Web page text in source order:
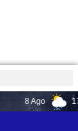
8 Ago 17°C